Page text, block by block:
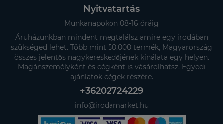
Nyitvatartás
Munkanapokon 08-16 óráig
Áruházunkban mindent megtalálsz amire egy irodában
szükséged lehet. Több mint 50.000 termék, Magyarország
összes jelentős nagykereskedőjének kínálata egy helyen.
Magánszemélyként és cégként is vásárolhatsz. Egyedi
ajánlatok cégek részére.
+36202724229
info@irodamarket.hu